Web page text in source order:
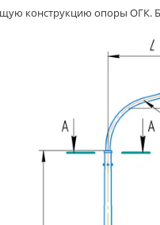
конструкцию опоры ОГК.